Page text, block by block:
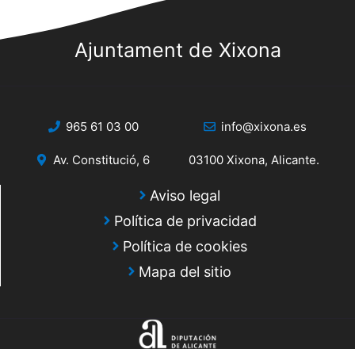
Ajuntament de Xixona
965 61 03 00 info@xixona.es
Av. Constitució, 6 03100 Xixona, Alicante.
Aviso legal
Política de privacidad
Política de cookies
Mapa del sitio